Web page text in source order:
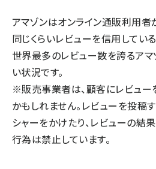
アマゾンはオンライン通販利用者
同じくらいレビューを信用してい
世界最多のレビュー数を誇るアマ
い状況です。
※販売事業者は、顧客にレビュー
かもしれません。レビューを投稿
シャーをかけたり、レビューの結
行為は禁止しています。